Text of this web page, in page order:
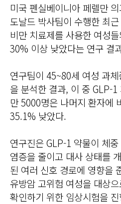
미국 펜실베이니아 페렐만
도날드 박사팀이 수행한 최
비만 치료제를 사용한 여성
30% 이상 낮았다는 연구 결
연구팀이 45~80세 여성 과
을 분석한 결과, 이 중 GLP-1
만 5000명은 나머지 환자에
35.1% 낮았다.
연구진은 GLP-1 약물이 체
염증을 줄이고 대사 상태를
된 여러 신호 경로에 영향을
유방암 고위험 여성을 대상
확인하기 위한 임상시험을